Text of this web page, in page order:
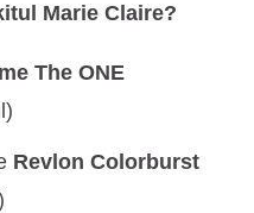
Marie Claire?
The ONE
Revlon Colorburst